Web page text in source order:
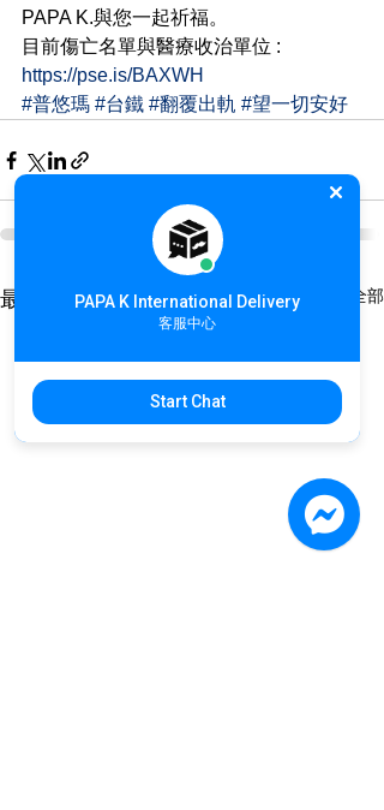
PAPA K.與您一起祈福。
目前傷亡名單與醫療收治單位 :
https://pse.is/BAXWH
#普悠瑪 #台鐵 #翻覆出軌 #望一切安好
最新文章 查看全部
PAPA K International Delivery
客服中心
Start Chat